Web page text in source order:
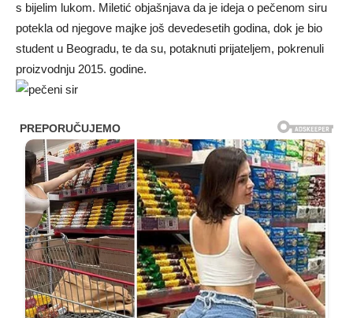
s bijelim lukom. Miletić objašnjava da je ideja o pečenom siru
potekla od njegove majke još devedesetih godina, dok je bio
student u Beogradu, te da su, potaknuti prijateljem, pokrenuli
proizvodnju 2015. godine.